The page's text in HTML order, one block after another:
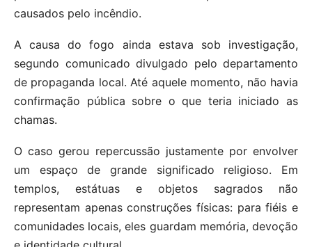
causados pelo incêndio.
A causa do fogo ainda estava sob investigação,
segundo comunicado divulgado pelo departamento
de propaganda local. Até aquele momento, não havia
confirmação pública sobre o que teria iniciado as
chamas.
O caso gerou repercussão justamente por envolver
um espaço de grande significado religioso. Em
templos, estátuas e objetos sagrados não
representam apenas construções físicas: para fiéis e
comunidades locais, eles guardam memória, devoção